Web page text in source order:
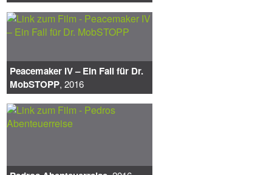
Peacemaker IV – Ein Fall für Dr.
MobSTOPP, 2016